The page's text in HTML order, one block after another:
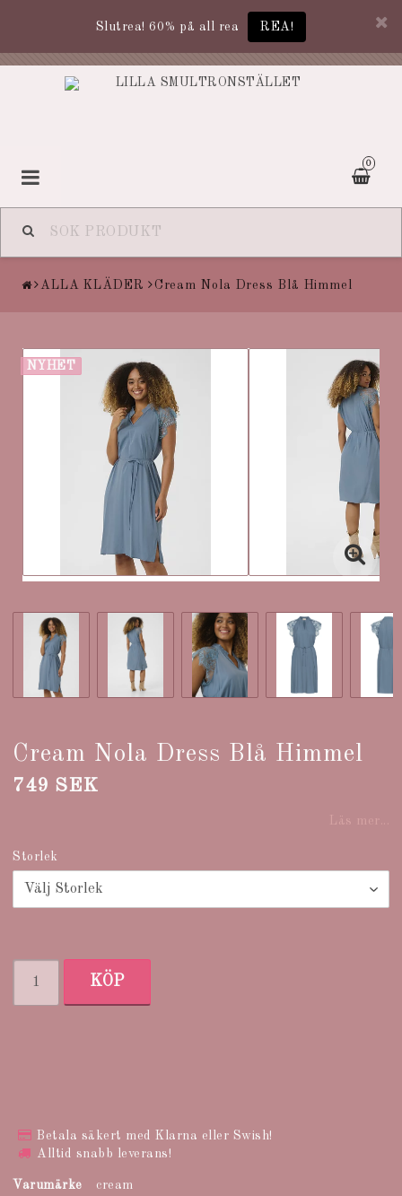
Slutrea! 60% på all rea REA!
0
ALLA KLÄDER Cream Nola Dress Blå Himmel
NYHET
Cream Nola Dress Blå Himmel
749 SEK
Läs mer...
Storlek
KÖP
Betala säkert med Klarna eller Swish!
Alltid snabb leverans!
Varumärke cream